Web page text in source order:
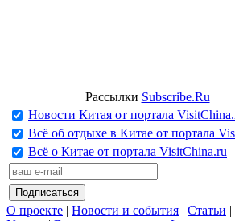
Рассылки Subscribe.Ru
Новости Китая от портала
Всё об отдыхе в Китае от портала
Всё о Китае от портала VisitChina.ru
О проекте | Новости и события | Статьи |